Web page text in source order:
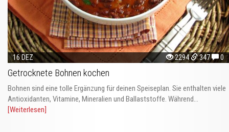
16 DEZ 2294 347 0
Getrocknete Bohnen kochen
Bohnen sind eine tolle Ergänzung für deinen Speiseplan. Sie enthalten viele
Antioxidanten, Vitamine, Mineralien und Ballaststoffe. Während...
[Weiterlesen]